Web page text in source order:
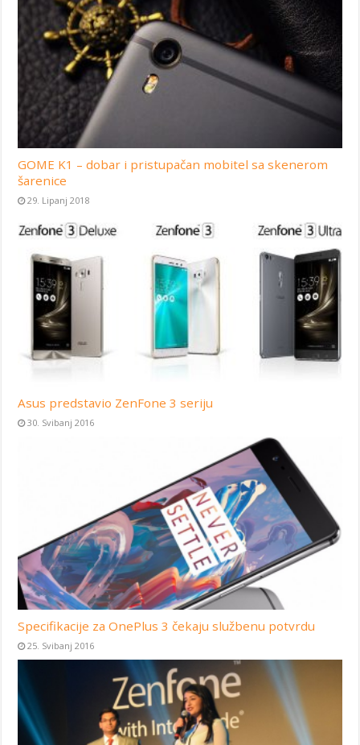
GOME K1 – dobar i pristupačan mobitel sa skenerom
šarenice
29. Lipanj 2018
Asus predstavio ZenFone 3 seriju
30. Svibanj 2016
Specifikacije za OnePlus 3 čekaju službenu potvrdu
25. Svibanj 2016